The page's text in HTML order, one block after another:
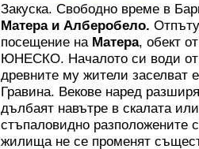
Закуска. Свободно време в
Матера и Алберобело.
посещение на Матера, обект
ЮНЕСКО. Началото си води от
древните му жители заселват
Гравина. Векове наред
дълбаят навътре в скалата
стъпаловидно разположените
жилища не се променят